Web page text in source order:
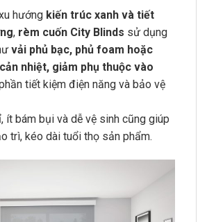
hướng kiến trúc xanh và tiết
, rèm cuốn City Blinds sử dụng
vải phủ bạc, phủ foam hoặc
cản nhiệt, giảm phụ thuộc vào
tiết kiệm điện năng và bảo vệ
ít bám bụi và dễ vệ sinh cũng giúp
trì, kéo dài tuổi thọ sản phẩm.